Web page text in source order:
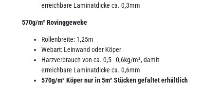
erreichbare Laminatdicke ca. 0,3mm
570g/m² Rovinggewebe
Rollenbreite: 1,25m
Webart: Leinwand oder Köper
Harzverbrauch von ca. 0,5 - 0,6kg/m², damit
erreichbare Laminatdicke ca. 0,6mm
570g/m² Köper nur in 5m² Stücken gefaltet erhältlich